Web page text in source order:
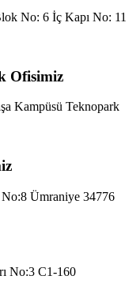
No: 6 İç Kapı No: 11
Ofisimiz
Kampüsü Teknopark
Ümraniye 34776
No:3 C1-160